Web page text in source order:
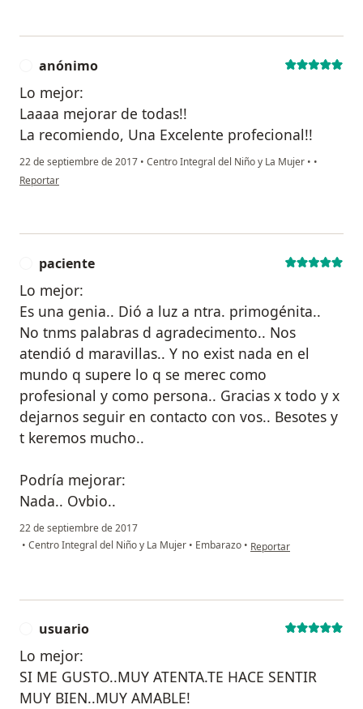
anónimo
Lo mejor:
Laaaa mejorar de todas!!
La recomiendo, Una Excelente profecional!!
22 de septiembre de 2017 • Centro Integral del Niño y La Mujer • •
en opinión del usuario anónimo
Reportar
paciente
Lo mejor:
Es una genia.. Dió a luz a ntra. primogénita..
No tnms palabras d agradecimento.. Nos
atendió d maravillas.. Y no exist nada en el
mundo q supere lo q se merec como
profesional y como persona.. Gracias x todo y x
dejarnos seguir en contacto con vos.. Besotes y
t keremos mucho..
Podría mejorar:
Nada.. Ovbio..
22 de septiembre de 2017
• Centro Integral del Niño y La Mujer • Embarazo • en opinión del usuario
Reportar
usuario
Lo mejor:
SI ME GUSTO..MUY ATENTA.TE HACE SENTIR
MUY BIEN..MUY AMABLE!